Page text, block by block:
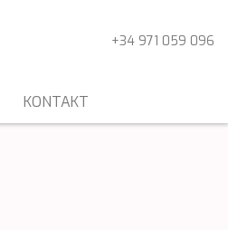
+34 971 059 096
KONTAKT